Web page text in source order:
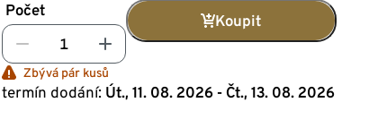
Počet
Koupit
Zbývá pár kusů
termín dodání: Út., 11. 08. 2026 - Čt., 13. 08. 2026